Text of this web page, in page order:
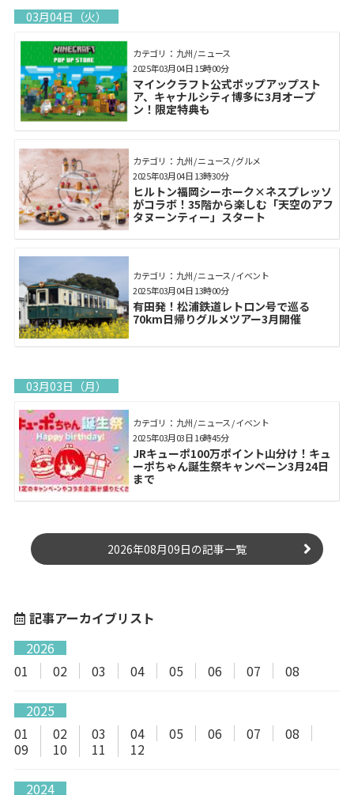
03月04日（火）
カテゴリ： 九州 / ニュース
マインクラフト公式ポップアップスト
ア、キャナルシティ博多に3月オープ
ン！限定特典も
2025年03月04日 15時00分
カテゴリ： 九州 / ニュース / グルメ
ヒルトン福岡シーホーク×ネスプレッソ
がコラボ！35階から楽しむ「天空のアフ
タヌーンティー」スタート
2025年03月04日 13時30分
カテゴリ： 九州 / ニュース / イベント
有田発！松浦鉄道レトロン号で巡る
70km日帰りグルメツアー3月開催
2025年03月04日 13時00分
03月03日（月）
カテゴリ： 九州 / ニュース / イベント
JRキューポ100万ポイント山分け！キュ
ーポちゃん誕生祭キャンペーン3月24日
まで
2025年03月03日 16時45分
2026年08月09日の記事一覧
記事アーカイブリスト
2026
01
02 03 04 05 06 07 08
2025
01
02 03 04 05 06 07
08
09
10 11 12
2024